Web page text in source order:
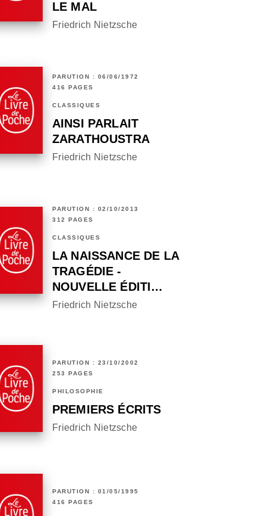
LE MAL
Friedrich Nietzsche
PARUTION : 06/06/1972
416 PAGES
CLASSIQUES
AINSI PARLAIT
ZARATHOUSTRA
Friedrich Nietzsche
PARUTION : 02/10/2013
312 PAGES
CLASSIQUES
LA NAISSANCE DE LA
TRAGÉDIE -
NOUVELLE ÉDITI…
Friedrich Nietzsche
PARUTION : 23/10/2002
253 PAGES
PHILOSOPHIE
PREMIERS ÉCRITS
Friedrich Nietzsche
PARUTION : 01/05/1995
416 PAGES